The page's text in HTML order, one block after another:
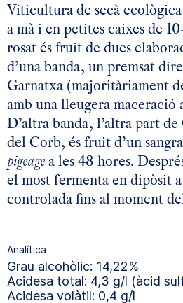
Viticultura de secà
a mà i en petites caixes de
rosat és fruit de dues
d’una banda, un premsat
Garnatxa (majoritàriament
amb una lleugera maceració
D’altra banda, l’altra part
del Corb, és fruit d’un
pigeagea les 48 hores.
el most fermenta en dipòsit
controlada fins al moment
Analítica
Grau alcohòlic: 14,22%
Acidesa total: 4,3 g/l (àcid
Acidesa volàtil: 0,4 g/l